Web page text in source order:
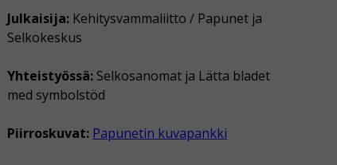
Julkaisija: Kehitysvammaliitto / Papunet ja
Selkokeskus
Yhteistyössä: Selkosanomat ja Lätta bladet
med symbolstöd
Piirroskuvat: Papunetin kuvapankki